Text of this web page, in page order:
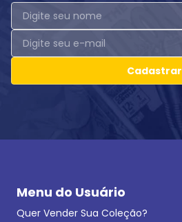
Cadastrar
Menu do Usuário
Quer Vender Sua Coleção?